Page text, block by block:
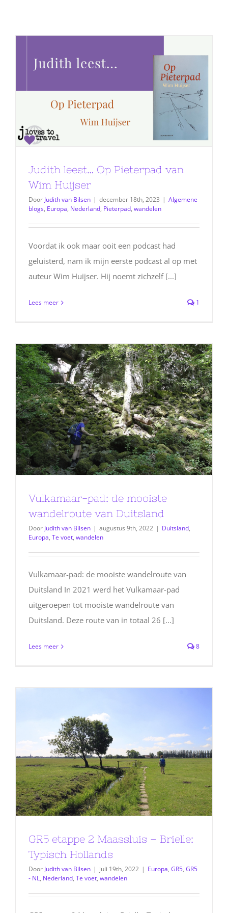
Judith leest… Op Pieterpad van
Wim Huijser
Door Judith van Bilsen | december 18th, 2023 | Algemene
blogs, Europa, Nederland, Pieterpad, wandelen
Voordat ik ook maar ooit een podcast had
geluisterd, nam ik mijn eerste podcast al op met
auteur Wim Huijser. Hij noemt zichzelf [...]
Lees meer 1
Vulkamaar-pad: de mooiste
wandelroute van Duitsland
Door Judith van Bilsen | augustus 9th, 2022 | Duitsland,
Europa, Te voet, wandelen
Vulkamaar-pad: de mooiste wandelroute van
Duitsland In 2021 werd het Vulkamaar-pad
uitgeroepen tot mooiste wandelroute van
Duitsland. Deze route van in totaal 26 [...]
Lees meer 8
GR5 etappe 2 Maassluis – Brielle:
Typisch Hollands
Door Judith van Bilsen | juli 19th, 2022 | Europa, GR5, GR5
- NL, Nederland, Te voet, wandelen